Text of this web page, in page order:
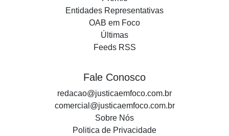
Entidades Representativas
OAB em Foco
Últimas
Feeds RSS
Fale Conosco
redacao@justicaemfoco.com.br
comercial@justicaemfoco.com.br
Sobre Nós
Politica de Privacidade